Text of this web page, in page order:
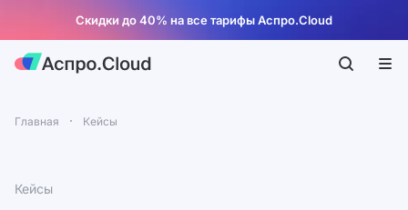
Скидки до 40% на все тарифы Аспро.Cloud
Главная Кейсы
Кейсы